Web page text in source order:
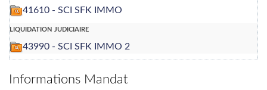
41610 - SCI SFK IMMO
liquidation judiciaire
43990 - SCI SFK IMMO 2
Informations Mandat